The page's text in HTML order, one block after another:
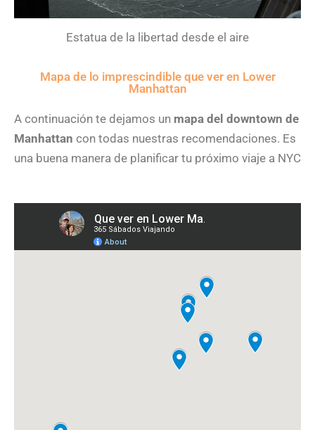
Estatua de la libertad desde el aire
Mapa de lo imprescindible que ver en Lower
Manhattan
A continuación te dejamos un mapa del downtown de
Manhattan con todas nuestras recomendaciones. Es
una buena manera de planificar tu próximo viaje a NYC